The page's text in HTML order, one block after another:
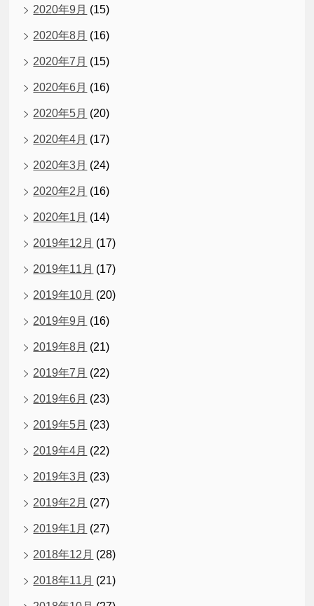
2020年9月 (15)
2020年8月 (16)
2020年7月 (15)
2020年6月 (16)
2020年5月 (20)
2020年4月 (17)
2020年3月 (24)
2020年2月 (16)
2020年1月 (14)
2019年12月 (17)
2019年11月 (17)
2019年10月 (20)
2019年9月 (16)
2019年8月 (21)
2019年7月 (22)
2019年6月 (23)
2019年5月 (23)
2019年4月 (22)
2019年3月 (23)
2019年2月 (27)
2019年1月 (27)
2018年12月 (28)
2018年11月 (21)